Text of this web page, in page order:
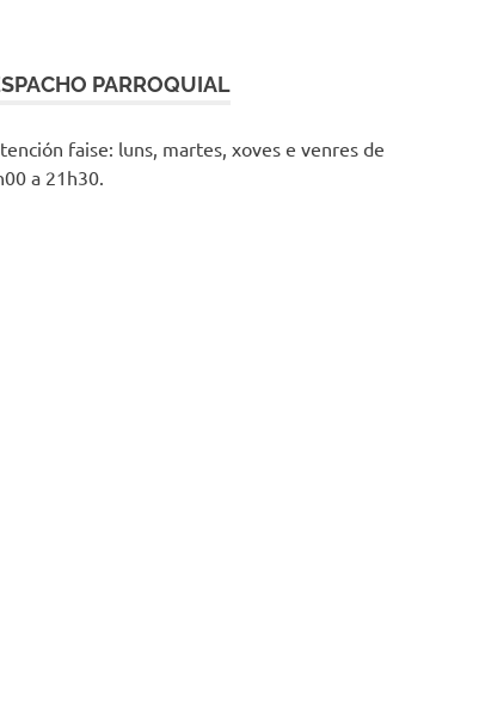
PARROQUIAL
faise: luns, martes, xoves e venres de
a 21h30.